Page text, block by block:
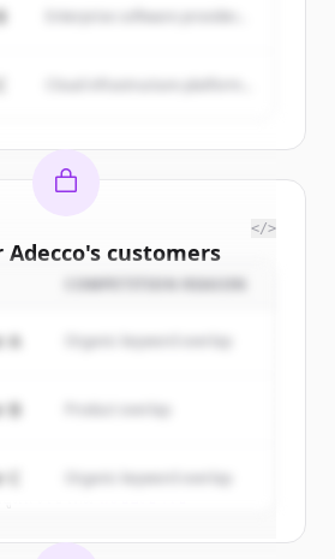
Adecco's customers
to view allcustomers
include trial credits to
แล้วใช่ไหม
</>
COMPETITION REASON
A Organic keyword overlap
B
Organic keyword overlap